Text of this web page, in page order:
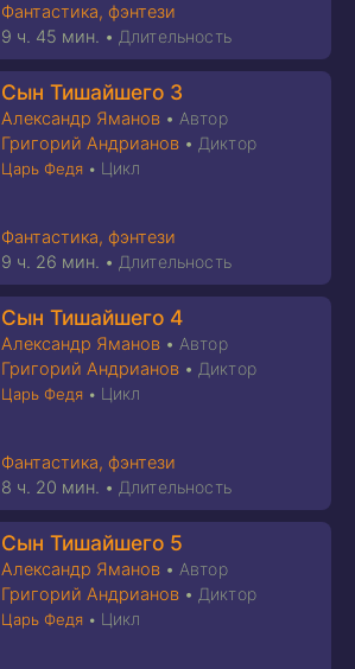
Фантастика, фэнтези
9 ч. 45 мин. • Длительность
Сын Тишайшего 3
Александр Яманов • Автор
Григорий Андрианов • Диктор
Царь Федя • Цикл
Фантастика, фэнтези
9 ч. 26 мин. • Длительность
Сын Тишайшего 4
Александр Яманов • Автор
Григорий Андрианов • Диктор
Царь Федя • Цикл
Фантастика, фэнтези
8 ч. 20 мин. • Длительность
Сын Тишайшего 5
Александр Яманов • Автор
Григорий Андрианов • Диктор
Царь Федя • Цикл